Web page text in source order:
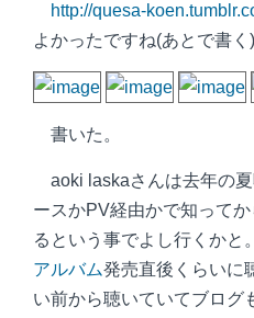
http://quesa-
よかったですね(あとで書く)
書いた。
aoki laskaさんは去年の
ースかPV経由かで知って
るという事でよし行くかと
アルバム発売直後くらいに
い前から聴いていてブログ